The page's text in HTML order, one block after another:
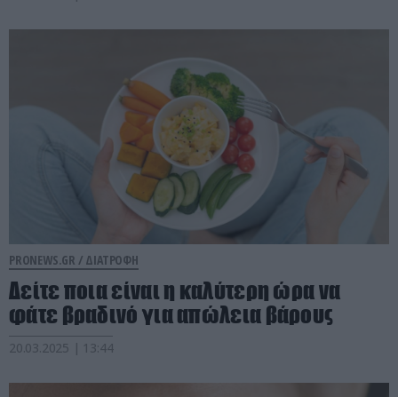
PRONEWS.GR / ΔΙΑΤΡΟΦΗ
Δείτε ποια είναι η καλύτερη ώρα να
φάτε βραδινό για απώλεια βάρους
20.03.2025 | 13:44